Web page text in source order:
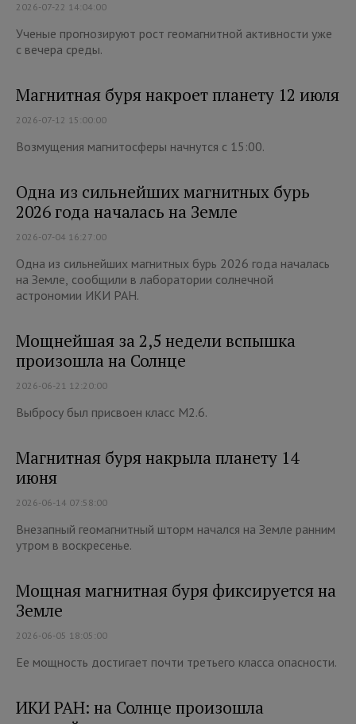
2026-07-22 14:04:00
Ученые прогнозируют рост геомагнитной активности уже
с вечера среды.
Магнитная буря накроет планету 12 июля
2026-07-12 15:00:00
Возмущения магнитосферы начнутся с 15:00.
Одна из сильнейших магнитных бурь
2026 года началась на Земле
2026-07-04 16:27:00
Одна из сильнейших магнитных бурь 2026 года началась
на Земле, сообщили в лаборатории солнечной
астрономии ИКИ РАН.
Мощнейшая за 2,5 недели вспышка
произошла на Солнце
2026-06-21 12:20:00
Выбросу был присвоен класс М2.6.
Магнитная буря накрыла планету 14
июня
2026-06-14 07:58:00
Внезапный геомагнитный шторм начался на Земле ранним
утром в воскресенье.
Мощная магнитная буря фиксируется на
Земле
2026-06-05 18:05:00
Ее мощность достигает почти третьего класса опасности.
ИКИ РАН: на Солнце произошла